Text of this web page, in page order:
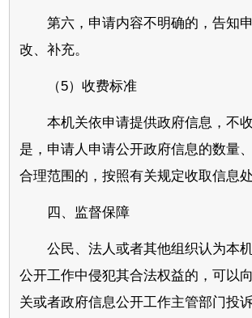
第六，申请内容不明确的，告知
改、补充。
（5）收费标准
本机关依申请提供政府信息，不
是，申请人申请公开政府信息的数量
合理范围的，按照有关规定收取信息处
四、监督保障
公民、法人或者其他组织认为本
公开工作中侵犯其合法权益的，可以
关或者政府信息公开工作主管部门投